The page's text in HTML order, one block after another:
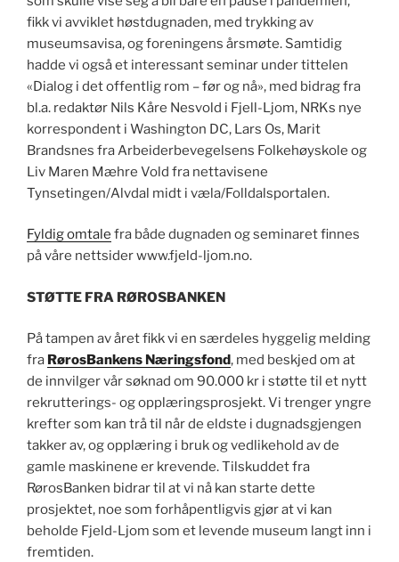
fikk vi avviklet høstdugnaden, med trykking av
museumsavisa, og foreningens årsmøte. Samtidig
hadde vi også et interessant seminar under tittelen
«Dialog i det offentlig rom – før og nå», med bidrag fra
bl.a. redaktør Nils Kåre Nesvold i Fjell-Ljom, NRKs nye
korrespondent i Washington DC, Lars Os, Marit
Brandsnes fra Arbeiderbevegelsens Folkehøyskole og
Liv Maren Mæhre Vold fra nettavisene
Tynsetingen/Alvdal midt i væla/Folldalsportalen.
Fyldig omtale fra både dugnaden og seminaret finnes
på våre nettsider www.fjeld-ljom.no.
STØTTE FRA RØROSBANKEN
På tampen av året fikk vi en særdeles hyggelig melding
fra RørosBankens Næringsfond, med beskjed om at
de innvilger vår søknad om 90.000 kr i støtte til et nytt
rekrutterings- og opplæringsprosjekt. Vi trenger yngre
krefter som kan trå til når de eldste i dugnadsgjengen
takker av, og opplæring i bruk og vedlikehold av de
gamle maskinene er krevende. Tilskuddet fra
RørosBanken bidrar til at vi nå kan starte dette
prosjektet, noe som forhåpentligvis gjør at vi kan
beholde Fjeld-Ljom som et levende museum langt inn i
fremtiden.